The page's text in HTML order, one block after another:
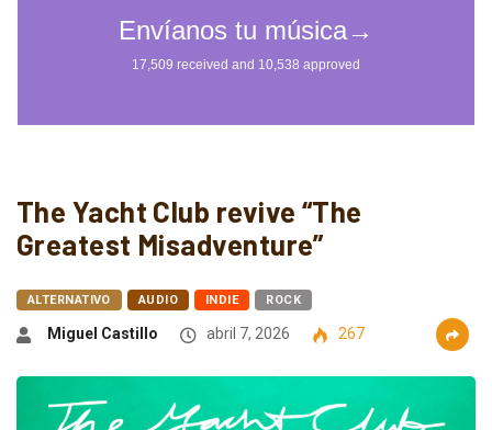
The Yacht Club revive “The
Greatest Misadventure”
ALTERNATIVO AUDIO INDIE ROCK
Miguel Castillo abril 7, 2026 267